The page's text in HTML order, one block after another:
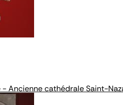
- Ancienne cathédrale Saint-